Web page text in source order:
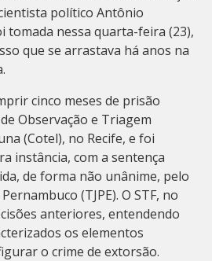
político Antônio
tomada nessa quarta-feira (23),
que se arrastava há anos na
cinco meses de prisão
Observação e Triagem
(Cotel), no Recife, e foi
instância, com a sentença
de forma não unânime, pelo
(TJPE). O STF, no
anteriores, entendendo
os elementos
o crime de extorsão.